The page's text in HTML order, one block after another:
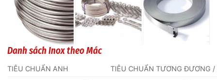
Danh sách Inox theo Mác
TIÊU CHUẨN ANH TIÊU CHUẨN TƯƠNG ĐƯƠNG /